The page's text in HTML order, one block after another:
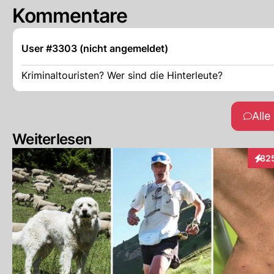
Kommentare
User #3303 (nicht angemeldet)
Kriminaltouristen? Wer sind die Hinterleute?
Weiterlesen